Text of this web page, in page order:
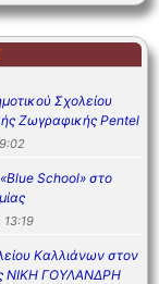
Σχολείου
Ζωγραφικής Pentel
School» στο
13:19
Καλλιάνων στον
ΝΙΚΗ ΓΟΥΛΑΝΔΡΗ